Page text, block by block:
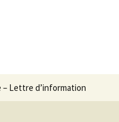
– Lettre d’information